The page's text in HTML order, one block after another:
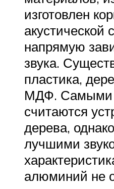
изготовлен
акустической
напрямую
звука.
пластика,
МДФ. Самыми
считаются
дерева,
лучшими
алюминий не